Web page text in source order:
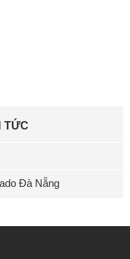
TỨC
Đà Nẵng